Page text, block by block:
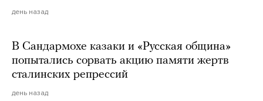
день назад
В Сандармохе казаки и «Русская община»
попытались сорвать акцию памяти жертв
сталинских репрессий
день назад